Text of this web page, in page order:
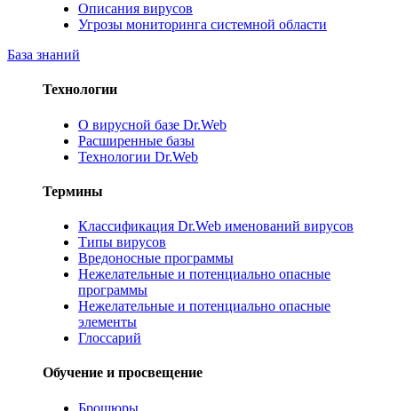
Описания вирусов
Угрозы мониторинга системной области
База знаний
Технологии
О вирусной базе Dr.Web
Расширенные базы
Технологии Dr.Web
Термины
Классификация Dr.Web именований вирусов
Типы вирусов
Вредоносные программы
Нежелательные и потенциально опасные
программы
Нежелательные и потенциально опасные
элементы
Глоссарий
Обучение и просвещение
Брошюры